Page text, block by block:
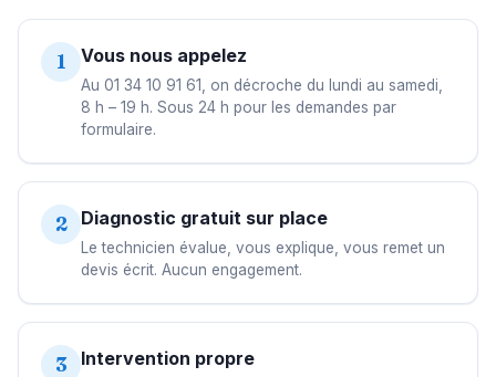
1 Vous nous appelez
Au 01 34 10 91 61, on décroche du lundi au samedi,
8 h – 19 h. Sous 24 h pour les demandes par
formulaire.
2 Diagnostic gratuit sur place
Le technicien évalue, vous explique, vous remet un
devis écrit. Aucun engagement.
3 Intervention propre